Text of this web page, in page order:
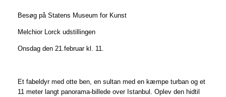
Besøg på Statens Museum for Kunst
Melchior Lorck udstillingen
Onsdag den 21.februar kl. 11.
Et fabeldyr med otte ben, en sultan med en kæmpe turban og et
11 meter langt panorama-billede over Istanbul. Oplev den hidtil